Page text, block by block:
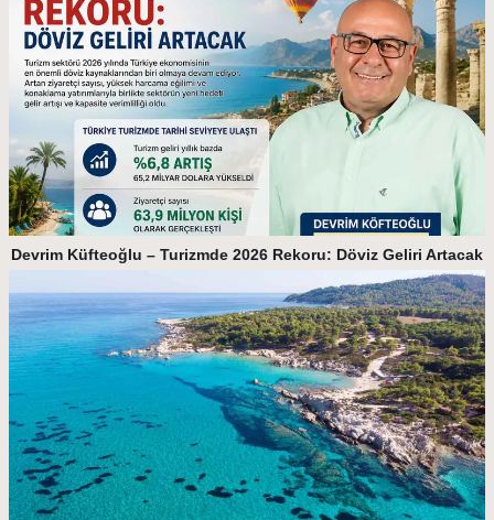
Devrim Küfteoğlu – Turizmde 2026 Rekoru: Döviz Geliri Artacak